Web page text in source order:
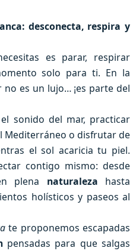
desconecta, respira y
es parar, respirar
solo para ti. En la
no es un lujo… ¡es parte del
sonido del mar, practicar
Mediterráneo o disfrutar de
el sol acaricia tu piel.
contigo mismo: desde
plena naturaleza hasta
holísticos y paseos al
te proponemos escapadas
pensadas para que salgas